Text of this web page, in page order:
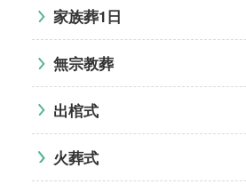
家族葬1日
無宗教葬
出棺式
火葬式